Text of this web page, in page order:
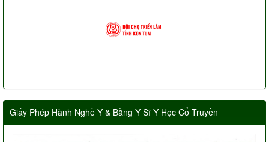
Giấy Phép Hành Nghề Y & Bằng Y Sĩ Y Học Cổ Truyền